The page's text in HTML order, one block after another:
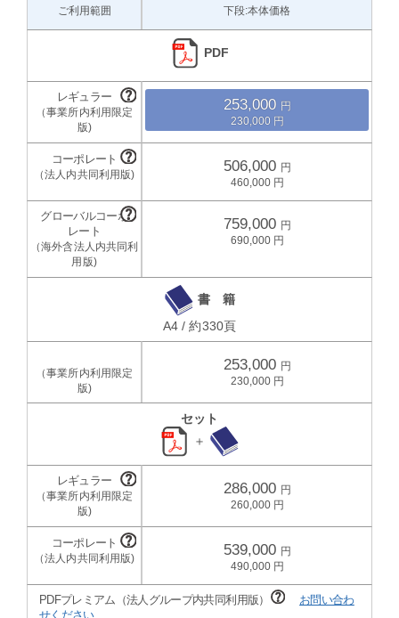
ご利用範囲 下段:本体価格
PDF
253,000
230,000
506,000
460,000
759,000
690,000
書 籍
A4 / 約330頁
253,000
230,000
セット
＋
286,000
260,000
539,000
490,000
PDFプレミアム（法人グループ内共同利用版）
お問い合わ
せください